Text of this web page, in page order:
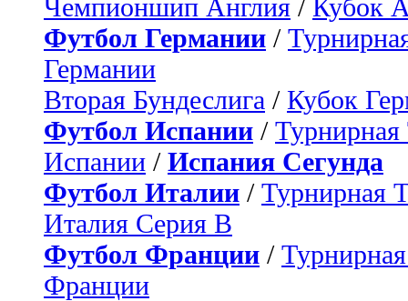
Чемпионшип Англия / Кубок
Футбол Германии /
Германии
Вторая Бундеслига / Кубок
Футбол Испании / Турнирная
Испании / Испания Сегунда
Футбол Италии / Турнирная
Италия Серия B
Футбол Франции /
Франции